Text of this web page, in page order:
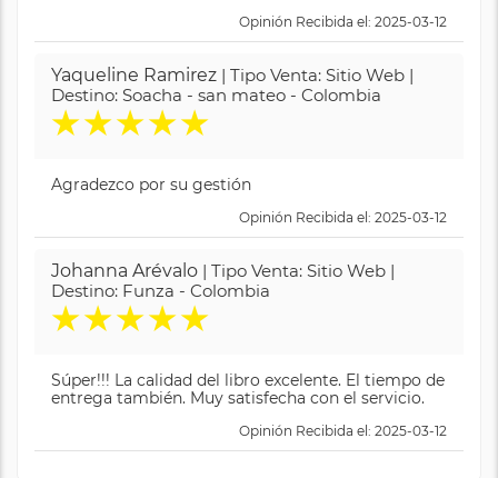
Opinión Recibida el: 2025-03-12
Yaqueline Ramirez | Tipo Venta: Sitio Web |
Destino: Soacha - san mateo - Colombia
★★★★★
Agradezco por su gestión
Opinión Recibida el: 2025-03-12
Johanna Arévalo | Tipo Venta: Sitio Web |
Destino: Funza - Colombia
★★★★★
Súper!!! La calidad del libro excelente. El tiempo de
entrega también. Muy satisfecha con el servicio.
Opinión Recibida el: 2025-03-12